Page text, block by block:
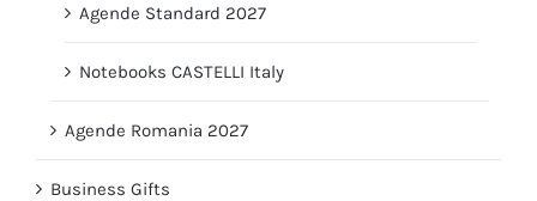
Agende Standard 2027
Notebooks CASTELLI Italy
Agende Romania 2027
Business Gifts